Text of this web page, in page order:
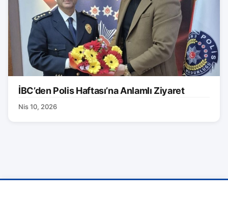
İBC’den Polis Haftası’na Anlamlı Ziyaret
Nis 10, 2026